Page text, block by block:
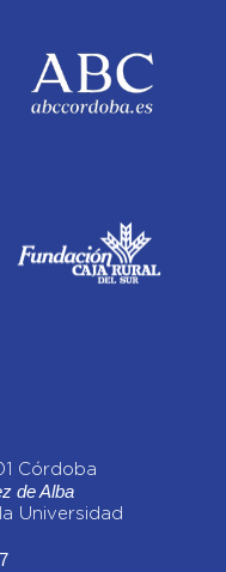
Córdoba
de Alba
Universidad